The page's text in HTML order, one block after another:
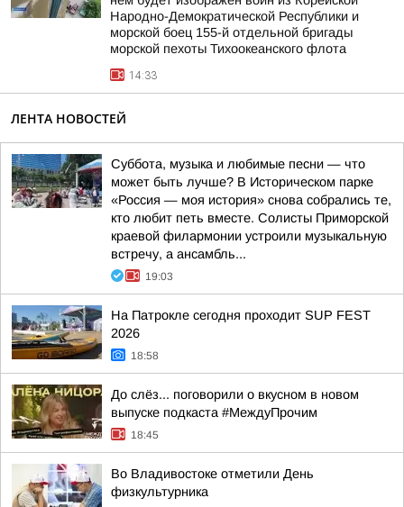
Народно-Демократической Республики и
морской боец 155-й отдельной бригады
морской пехоты Тихоокеанского флота
14:33
ЛЕНТА НОВОСТЕЙ
Суббота, музыка и любимые песни — что
может быть лучше? В Историческом парке
«Россия — моя история» снова собрались те,
кто любит петь вместе. Солисты Приморской
краевой филармонии устроили музыкальную
встречу, а ансамбль...
19:03
На Патрокле сегодня проходит SUP FEST
2026
18:58
До слёз... поговорили о вкусном в новом
выпуске подкаста #МеждуПрочим
18:45
Во Владивостоке отметили День
физкультурника